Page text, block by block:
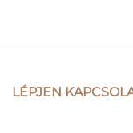
LÉPJEN